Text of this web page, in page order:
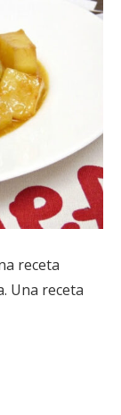
receta
Una receta